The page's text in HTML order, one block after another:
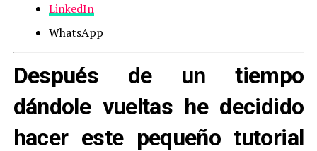
LinkedIn
WhatsApp
Después de un tiempo
dándole vueltas he decidido
hacer este pequeño tutorial